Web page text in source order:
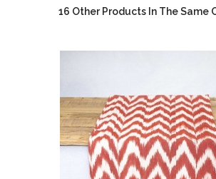
16 Other Products In The Same